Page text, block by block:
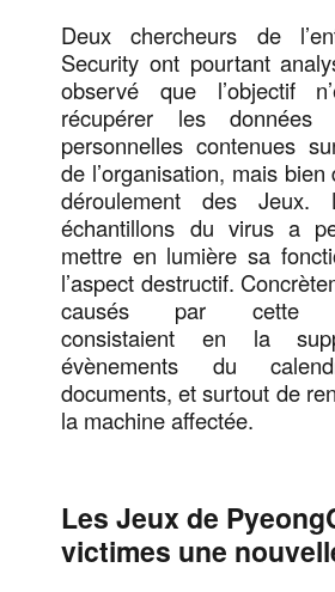
Deux chercheurs de
Security ont pourtant
observé que l’objectif
récupérer les données
personnelles contenues
de l’organisation, mais
déroulement des Jeux.
échantillons du virus a
mettre en lumière sa
l’aspect destructif.
causés par cette
consistaient en la
évènements du
documents, et surtout de
la machine affectée.
Les Jeux de
victimes une